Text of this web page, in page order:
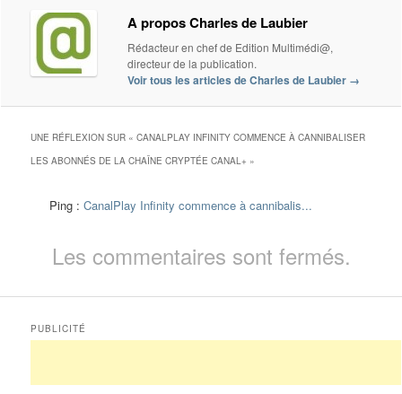
A propos Charles de Laubier
Rédacteur en chef de Edition Multimédi@,
directeur de la publication.
Voir tous les articles de Charles de Laubier →
UNE RÉFLEXION SUR «CANALPLAY INFINITY COMMENCE À CANNIBALISER
LES ABONNÉS DE LA CHAÎNE CRYPTÉE CANAL+ »
Ping :CanalPlay Infinity commence à cannibalis...
Les commentaires sont fermés.
PUBLICITÉ